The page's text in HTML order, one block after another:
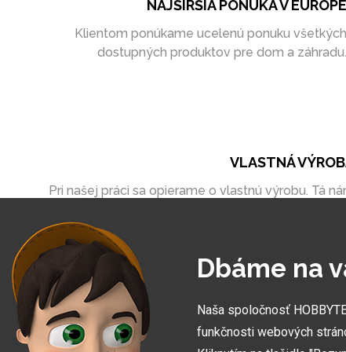
VLASTNÁ
Pri našej práci sa opierame o vlastnú výrobu. Tá
NAJŠIRŠIA PONUKA V EURÓPE
Klientom ponúkame ucelenú ponuku všetkých
dostupných produktov pre dom a záhradu.
Dbáme na
Naša spoločnosť
funkčnosti webových